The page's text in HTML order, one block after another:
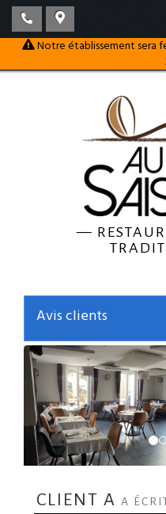
Notre établissement sera
—
Avis clients
CLIENT A A